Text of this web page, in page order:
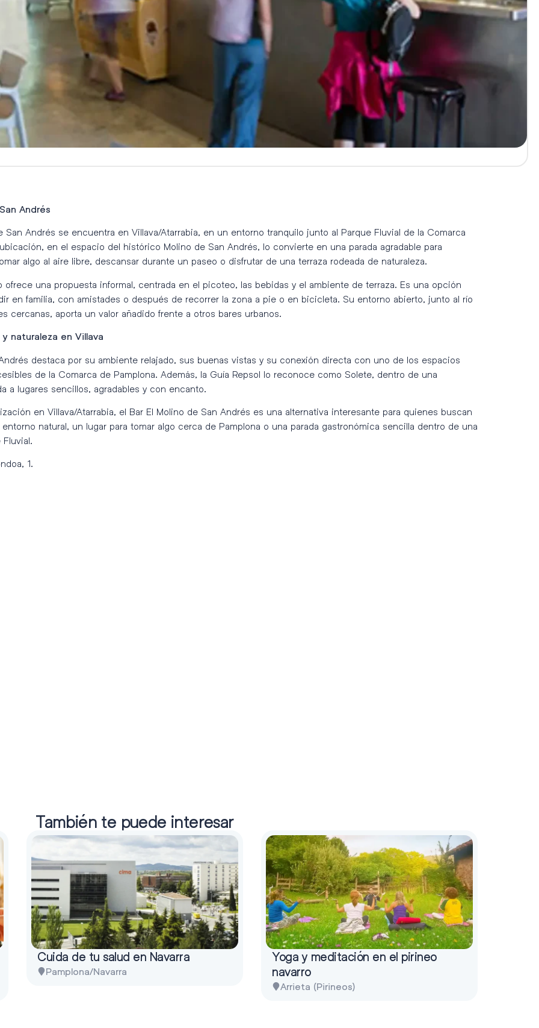
Andrés
San Andrés se encuentra en Villava/Atarrabia, en un entorno tranquilo junto al Parque Fluvial de la Comarca
en el espacio del histórico Molino de San Andrés, lo convierte en una parada agradable para
algo al aire libre, descansar durante un paseo o disfrutar de una terraza rodeada de naturaleza.
ofrece una propuesta informal, centrada en el picoteo, las bebidas y el ambiente de terraza. Es una opción
en familia, con amistades o después de recorrer la zona a pie o en bicicleta. Su entorno abierto, junto al río
cercanas, aporta un valor añadido frente a otros bares urbanos.
naturaleza en Villava
destaca por su ambiente relajado, sus buenas vistas y su conexión directa con uno de los espacios
de la Comarca de Pamplona. Además, la Guía Repsol lo reconoce como Solete, dentro de una
a lugares sencillos, agradables y con encanto.
en Villava/Atarrabia, el Bar El Molino de San Andrés es una alternativa interesante para quienes buscan
natural, un lugar para tomar algo cerca de Pamplona o una parada gastronómica sencilla dentro de una
1.
También te puede interesar
Cuida de tu salud en Navarra
Pamplona/Navarra
Yoga y meditación en el pirineo
navarro
Arrieta (Pirineos)